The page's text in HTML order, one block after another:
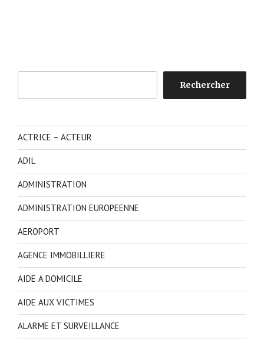
Rechercher
ACTRICE – ACTEUR
ADIL
ADMINISTRATION
ADMINISTRATION EUROPEENNE
AEROPORT
AGENCE IMMOBILLIERE
AIDE A DOMICILE
AIDE AUX VICTIMES
ALARME ET SURVEILLANCE